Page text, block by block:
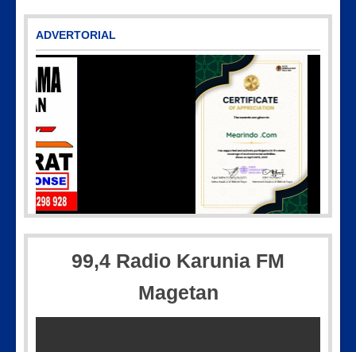
ADVERTORIAL
IMG-20250501-WA0005
99,4 Radio Karunia FM
Magetan